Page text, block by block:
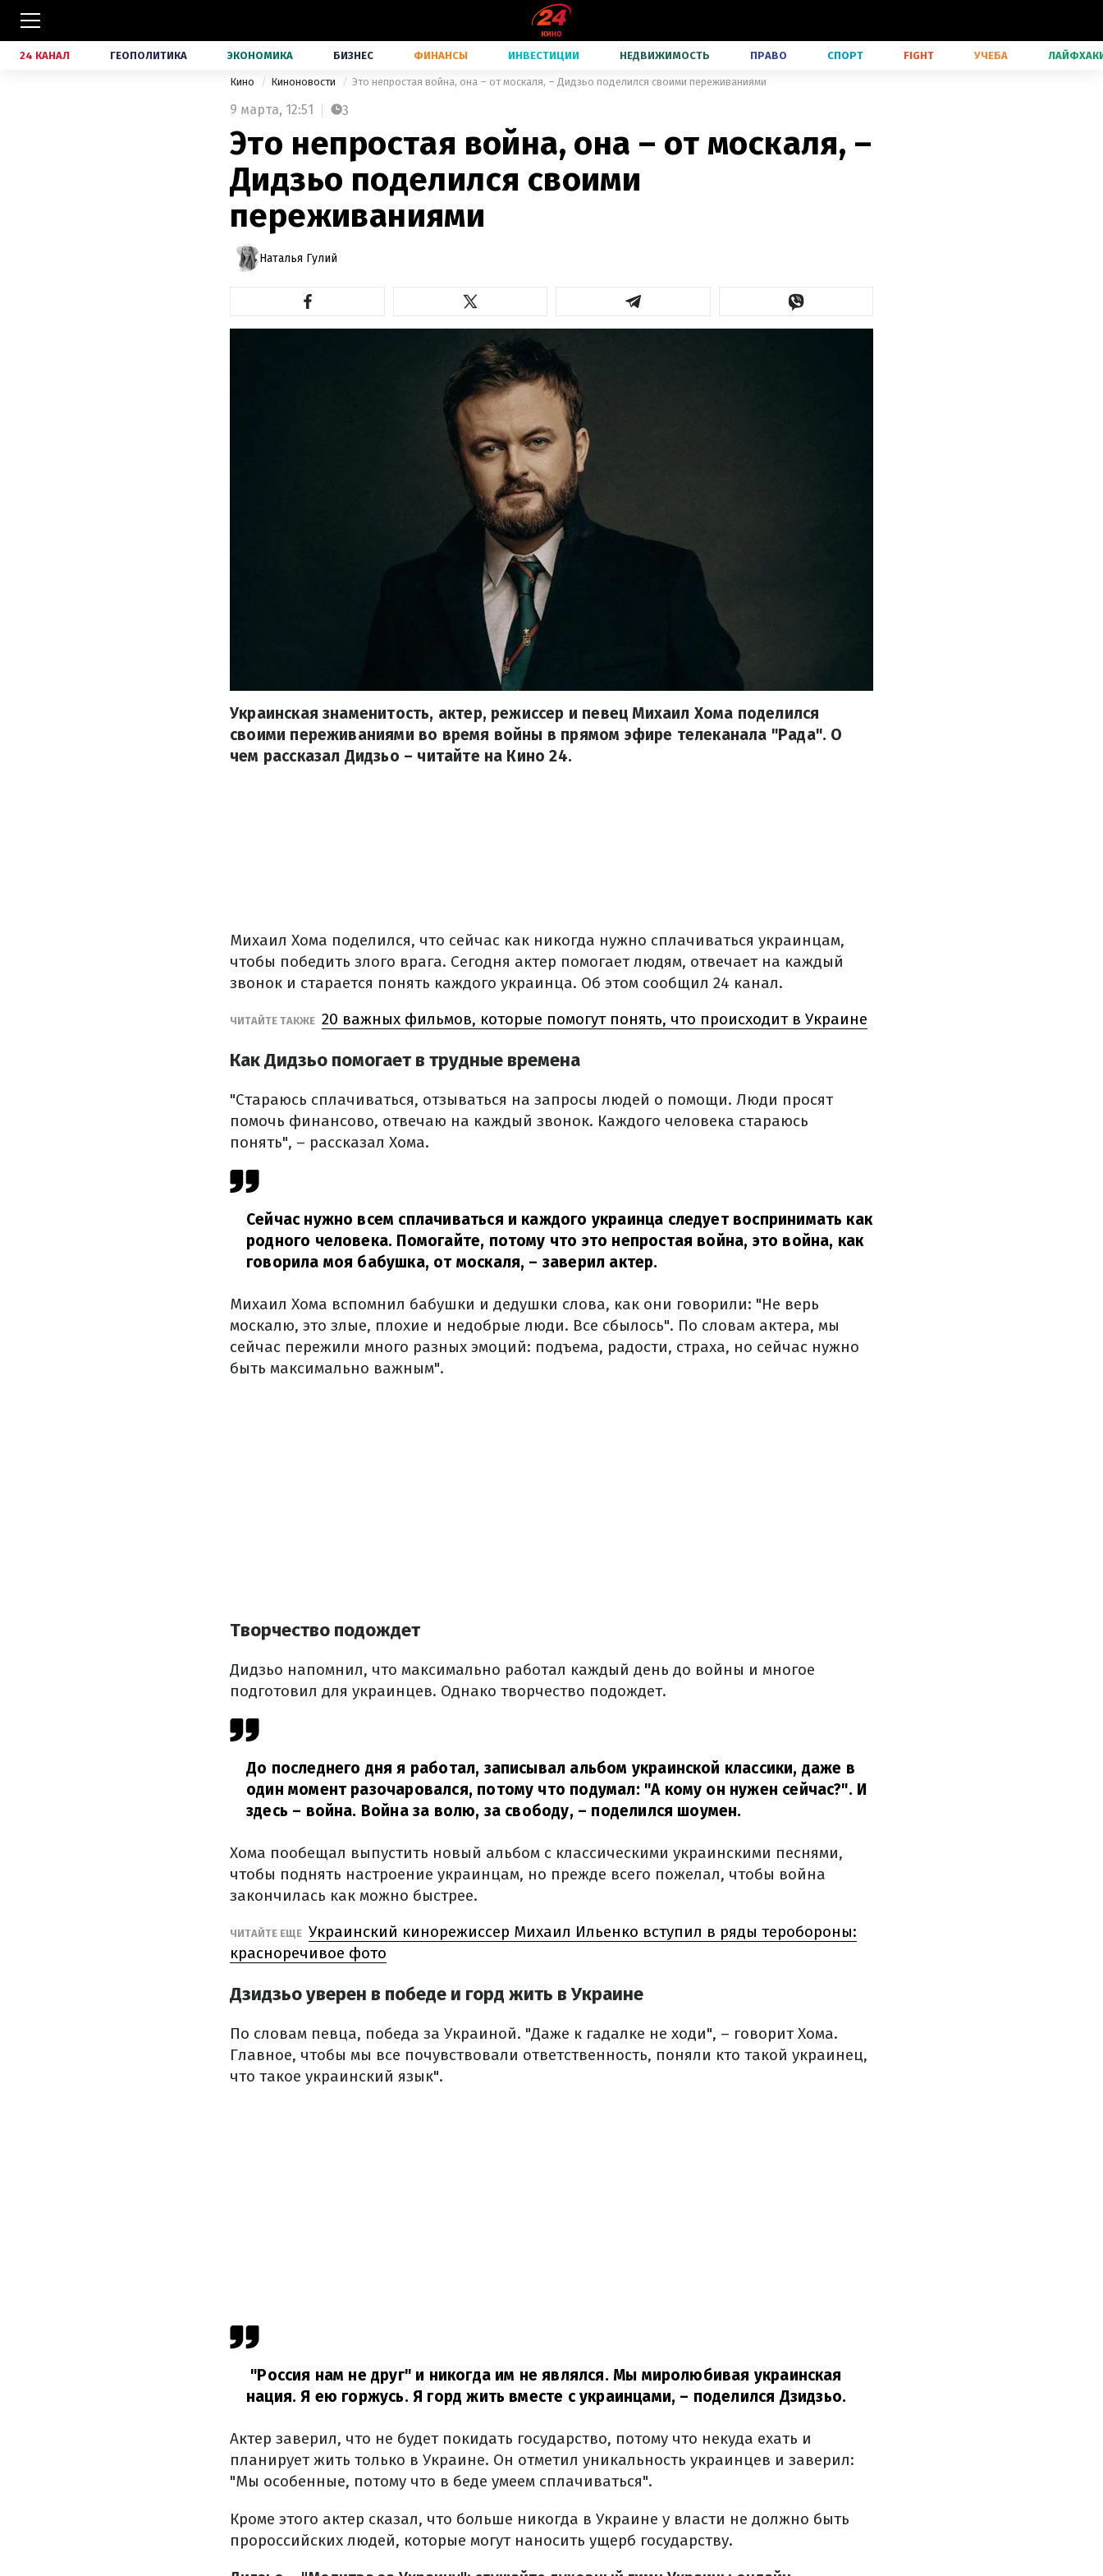
24 КАНАЛ ГЕОПОЛИТИКА ЭКОНОМИКА БИЗНЕС ФИНАНСЫ ИНВЕСТИЦИИ НЕДВИЖИМОСТЬ ПРАВО СПОРТ FIGHT УЧЕБА
Кино Киноновости Это непростая война, она – от москаля, – Дидзьо поделился своими переживаниями
9 марта, 12:51 3
Это непростая война, она – от москаля, –
Дидзьо поделился своими
переживаниями
Наталья Гулий
Украинская знаменитость, актер, режиссер и певец Михаил Хома поделился
своими переживаниями во время войны в прямом эфире телеканала "Рада". О
чем рассказал Дидзьо – читайте на Кино 24.
Михаил Хома поделился, что сейчас как никогда нужно сплачиваться украинцам,
чтобы победить злого врага. Сегодня актер помогает людям, отвечает на каждый
звонок и старается понять каждого украинца. Об этом сообщил 24 канал.
ЧИТАЙТЕ ТАКЖЕ 20 важных фильмов, которые помогут понять, что происходит в Украине
Как Дидзьо помогает в трудные времена
"Стараюсь сплачиваться, отзываться на запросы людей о помощи. Люди просят
помочь финансово, отвечаю на каждый звонок. Каждого человека стараюсь
понять", – рассказал Хома.
Сейчас нужно всем сплачиваться и каждого украинца следует воспринимать как
родного человека. Помогайте, потому что это непростая война, это война, как
говорила моя бабушка, от москаля, – заверил актер.
Михаил Хома вспомнил бабушки и дедушки слова, как они говорили: "Не верь
москалю, это злые, плохие и недобрые люди. Все сбылось". По словам актера, мы
сейчас пережили много разных эмоций: подъема, радости, страха, но сейчас нужно
быть максимально важным".
Творчество подождет
Дидзьо напомнил, что максимально работал каждый день до войны и многое
подготовил для украинцев. Однако творчество подождет.
До последнего дня я работал, записывал альбом украинской классики, даже в
один момент разочаровался, потому что подумал: "А кому он нужен сейчас?". И
здесь – война. Война за волю, за свободу, – поделился шоумен.
Хома пообещал выпустить новый альбом с классическими украинскими песнями,
чтобы поднять настроение украинцам, но прежде всего пожелал, чтобы война
закончилась как можно быстрее.
ЧИТАЙТЕ ЕЩЕ Украинский кинорежиссер Михаил Ильенко вступил в ряды теробороны:
красноречивое фото
Дзидзьо уверен в победе и горд жить в Украине
По словам певца, победа за Украиной. "Даже к гадалке не ходи", – говорит Хома.
Главное, чтобы мы все почувствовали ответственность, поняли кто такой украинец,
что такое украинский язык".
"Россия нам не друг" и никогда им не являлся. Мы миролюбивая украинская
нация.Я ею горжусь.Я горд жить вместе с украинцами, – поделился Дзидзьо.
Актер заверил, что не будет покидать государство, потому что некуда ехать и
планирует жить только в Украине. Он отметил уникальность украинцев и заверил:
"Мы особенные, потому что в беде умеем сплачиваться".
Кроме этого актер сказал, что больше никогда в Украине у власти не должно быть
пророссийских людей, которые могут наносить ущерб государству.